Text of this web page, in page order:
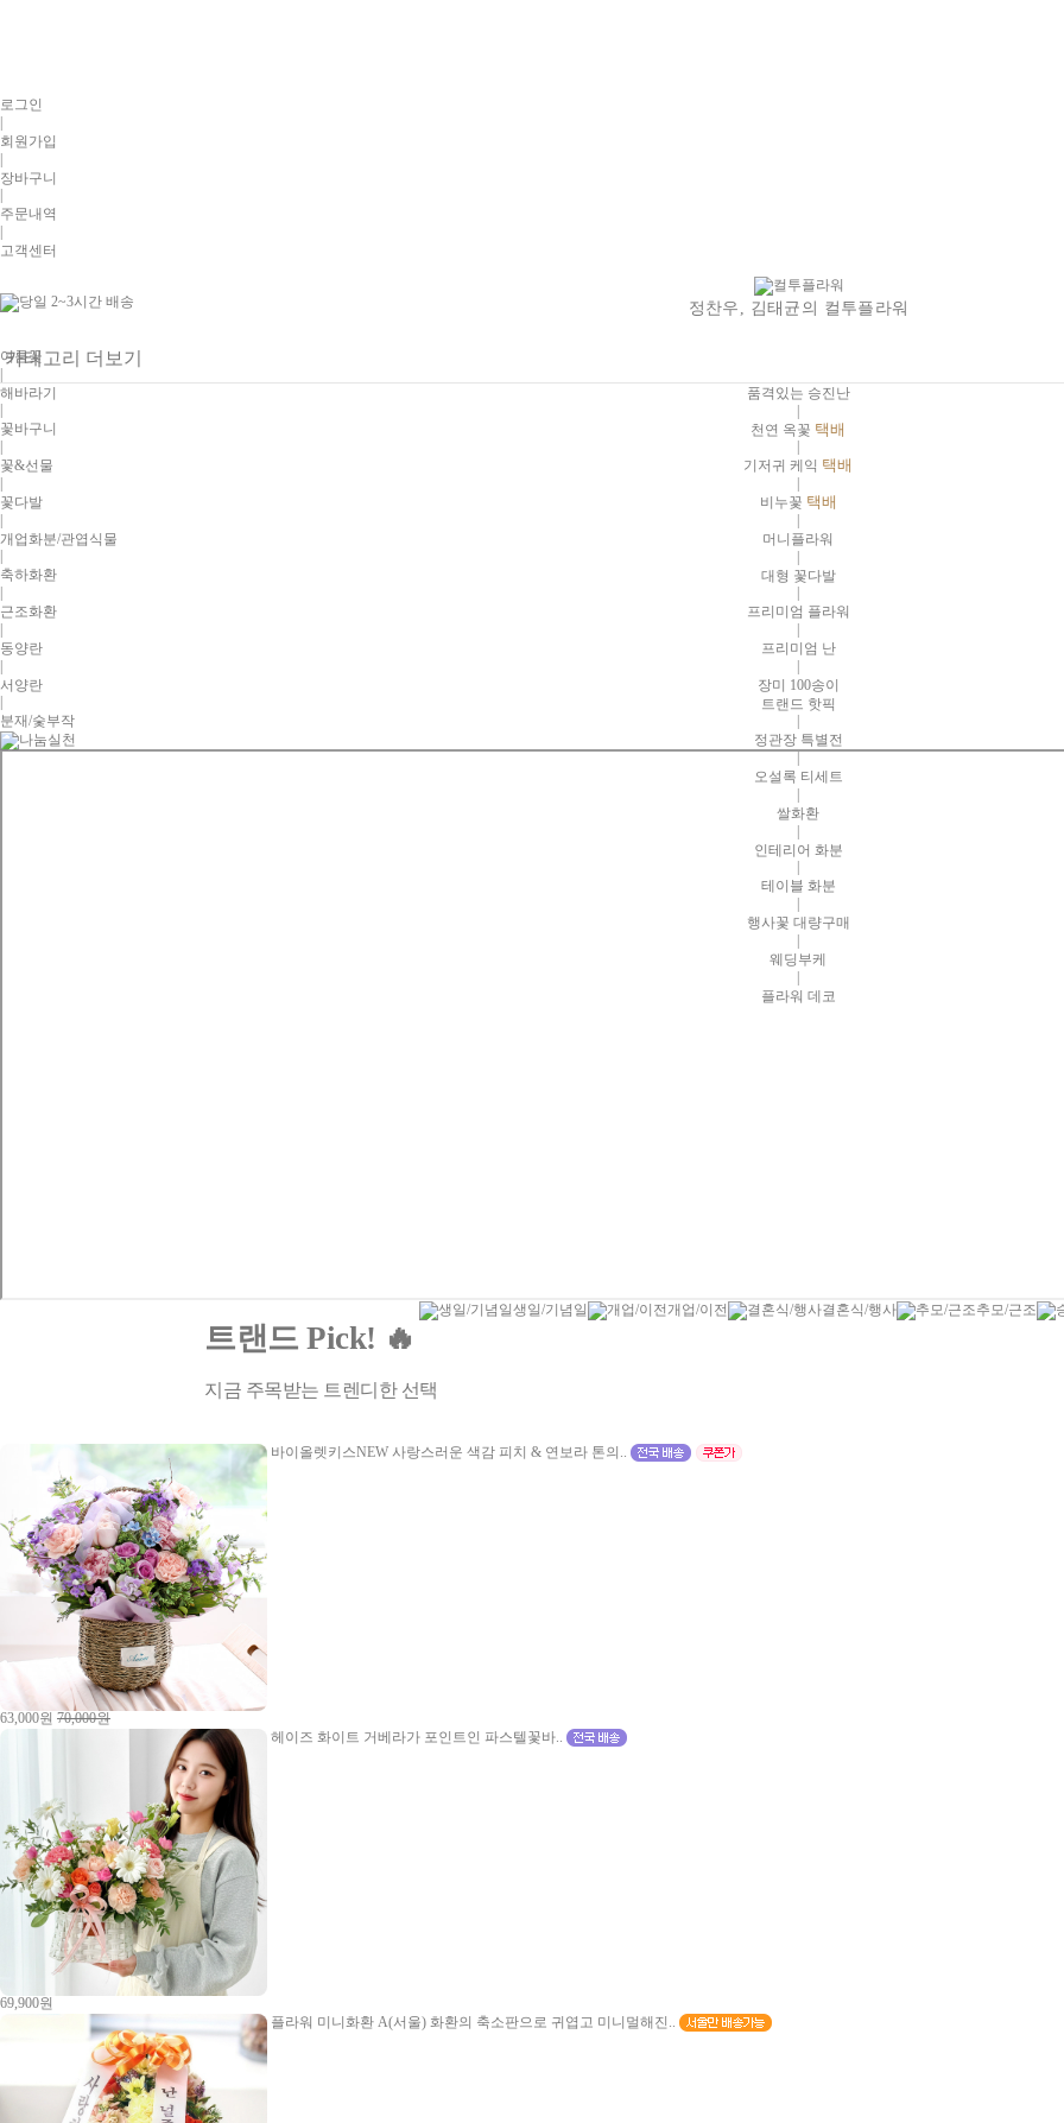
로그인
|
회원가입
|
장바구니
주문내역
고객센터
정찬우, 김태균의 컬투플라워
카테고리 더보기
품격있는 승진난
|
천연 옥꽃 택배
기저귀 케익 택배
비누꽃 택배
|
머니플라워
|
대형 꽃다발
프리미엄 플라워
프리미엄 난
|
장미 100송이
트랜드 핫픽
정관장 특별전
오설록 티세트
|
쌀화환
|
인테리어 화분
테이블 화분
행사꽃 대량구매
|
웨딩부케
|
플라워 데코
여름꽃
|
해바라기
꽃바구니
꽃&선물
|
꽃다발
|
개업화분/관엽식물
축하화환
근조화환
|
동양란
|
서양란
분재/숯부작
생일/기념일 개업/이전 결혼식/행사 추모/근조
트랜드 Pick! 🔥
지금 주목받는 트렌디한 선택
바이올렛키스NEW 사랑스러운 색감 피치 & 연보라 톤의..
63,000원 70,000원
헤이즈 화이트 거베라가 포인트인 파스텔꽃바..
69,900원
플라워 미니화환 A(서울) 화환의 축소판으로 귀엽고 미니멀해진..